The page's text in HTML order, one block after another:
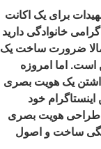
برای یک اکانت
خانوادگی دارید
ضرورت ساخت یک
اما امروزه
یک هویت بصری
خود
طراحی هویت بصری
ساخت و اصول